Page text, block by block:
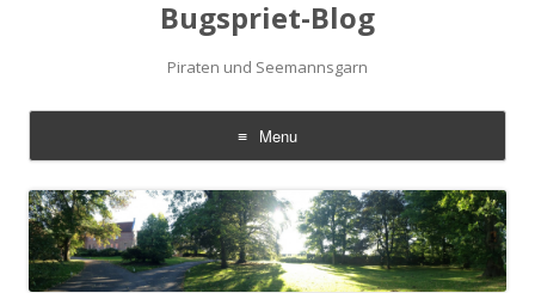
Bugspriet-Blog
Piraten und Seemannsgarn
Menu
Skip
to
content